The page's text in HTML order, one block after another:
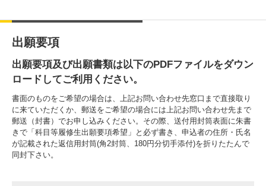
受験生の方
一般・企業の方 寄付・ご支援
Pick Up
出願要項
出願要項及び出願書類は以下のPDFファイルをダウン
ロードしてご利用ください。
書面のものをご希望の場合は、上記お問い合わせ先窓口まで直接取り
に来ていただくか、郵送をご希望の場合には上記お問い合わせ先まで
郵送（封書）でお申し込みください。その際、送付用封筒表面に朱書
きで「科目等履修生出願要項希望」と必ず書き、申込者の住所・氏名
が記載された返信用封筒(角2封筒、180円分切手添付)を折りたたんで
同封下さい。